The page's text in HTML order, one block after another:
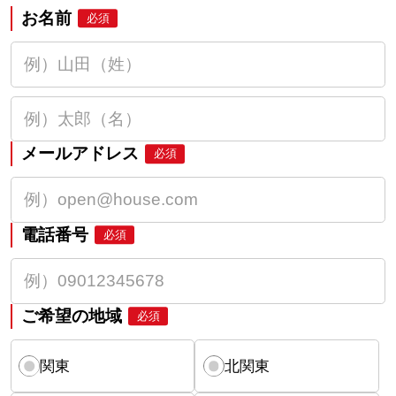
お名前 必須
メールアドレス 必須
電話番号 必須
ご希望の地域 必須
関東 北関東